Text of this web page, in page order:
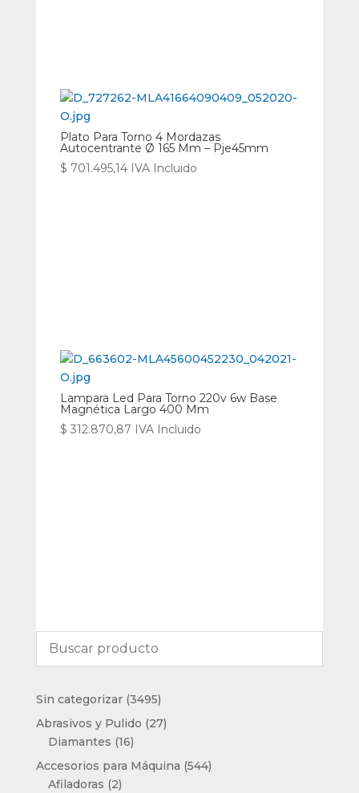
Plato Para Torno 4 Mordazas
Autocentrante Ø 165 Mm – Pje45mm
$ 701.495,14 IVA Incluido
Lampara Led Para Torno 220v 6w Base
Magnética Largo 400 Mm
$ 312.870,87 IVA Incluido
Sin categorizar 34953495
productos
Abrasivos y Pulido 2727
Diamantes 1616
productos
Accesorios para Máquina 544544
Afiladoras 22